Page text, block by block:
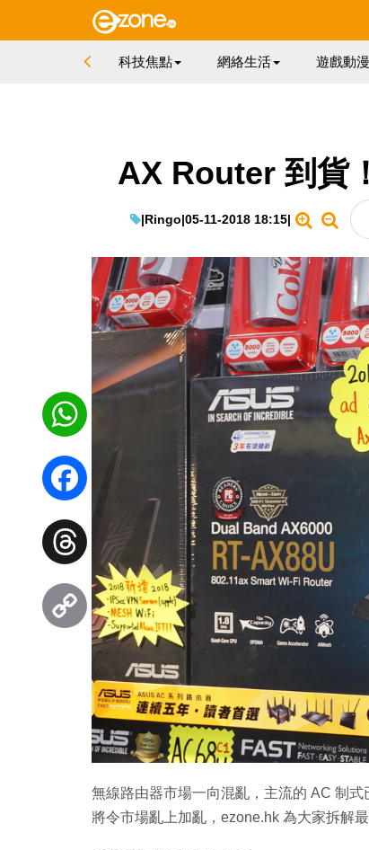
科技焦點 網絡生活 遊戲動漫
AX Router 到貨
|Ringo|05-11-2018 18:15|
無線路由器市場一向混亂，主流的 AC 制
將令市場亂上加亂，ezone.hk 為大家拆解最
WhatsApp
Facebook
Threads
Copy
Link